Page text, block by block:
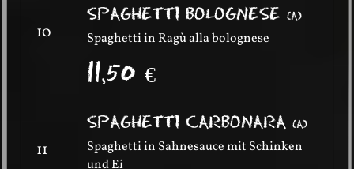
10
SPAGHETTI BOLOGNESE(A)
Spaghetti in Ragù alla bolognese
11,50€
11
SPAGHETTI CARBONARA(A)
Spaghetti in Sahnesauce mit Schinken
und Ei